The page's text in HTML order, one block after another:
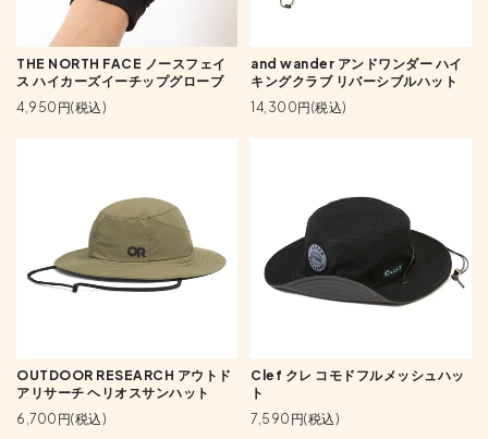
THE NORTH FACE ノースフェイ
ス ハイカーズイーチップグローブ
4,950円(税込)
and wander アンドワンダー ハイ
キングクラブ リバーシブルハット
14,300円(税込)
OUTDOOR RESEARCH アウトド
アリサーチ ヘリオスサンハット
6,700円(税込)
Clef クレ コモドフルメッシュハッ
ト
7,590円(税込)